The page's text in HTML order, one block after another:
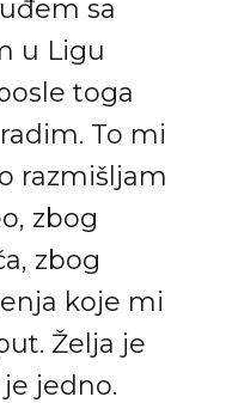
sa
u Ligu
toga
To mi
razmišljam
zbog
zbog
koje mi
Želja je
jedno.